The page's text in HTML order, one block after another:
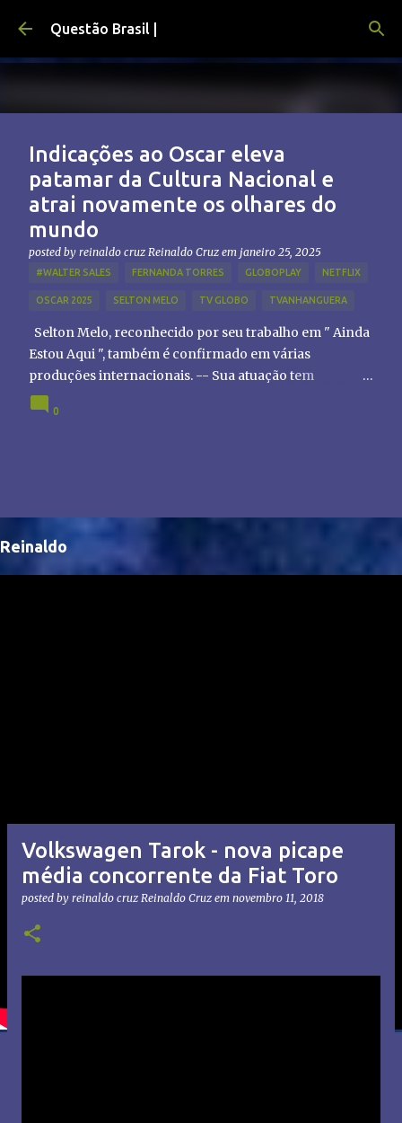
Pular para o conteúdo principal
Questão Brasil |
Indicações ao Oscar eleva
patamar da Cultura Nacional e
atrai novamente os olhares do
mundo
posted by reinaldo cruz Reinaldo Cruz em janeiro 25, 2025
#WALTER SALES FERNANDA TORRES GLOBOPLAY NETFLIX
OSCAR 2025 SELTON MELO TV GLOBO TVANHANGUERA
Selton Melo, reconhecido por seu trabalho em " Ainda
Estou Aqui ", também é confirmado em várias
produções internacionais. -- Sua atuação tem
chamado atenção de diretores e produtores fora do
Brasil, abrindo portas para novas oportunidades no
0
Reinaldo
Volkswagen Tarok - nova picape
média concorrente da Fiat Toro
posted by reinaldo cruz Reinaldo Cruz em novembro 11, 2018